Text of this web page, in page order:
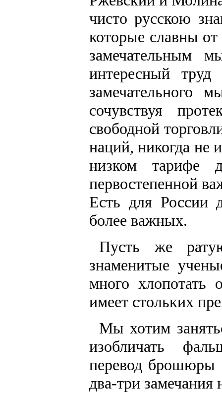
чисто русскою
которые славны
замечательным
интересный труд
замечательного
сочувствуя
свободной
наций, никогда не
низком тарифе
первостепенной
Есть для России
более важных.
Пусть же
знаменитые
много хлопотать
имеет стольких
Мы хотим
изобличать
перевод брошюры
два-три замечания